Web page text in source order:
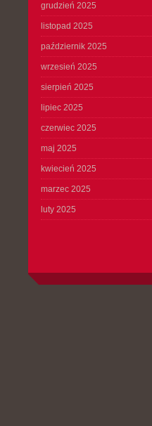
grudzień 2025
listopad 2025
październik 2025
wrzesień 2025
sierpień 2025
lipiec 2025
czerwiec 2025
maj 2025
kwiecień 2025
marzec 2025
luty 2025